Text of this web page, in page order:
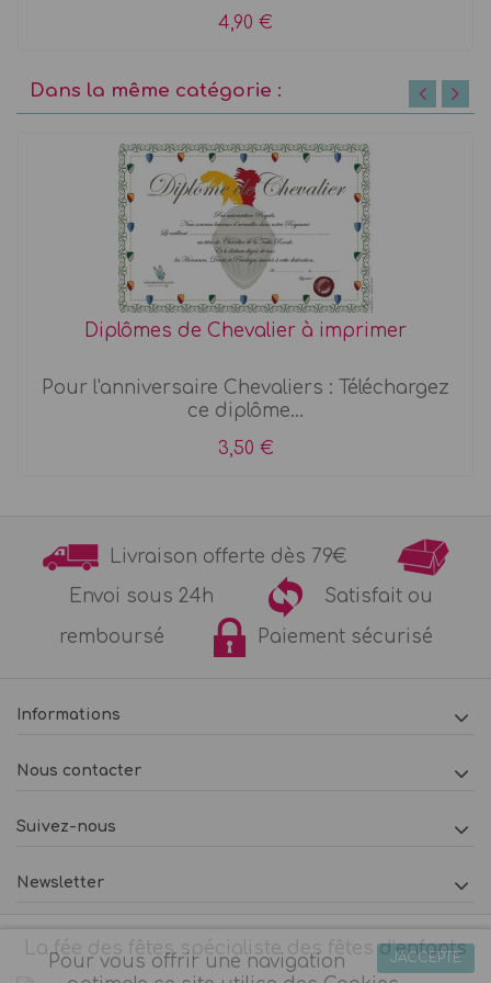
4,90 €
Dans la même catégorie :
Diplômes de Chevalier à imprimer
Pour l'anniversaire Chevaliers : Téléchargez
ce diplôme...
3,50 €
Livraison offerte dès 79€
Envoi sous 24h
Satisfait ou
remboursé
Paiement sécurisé
Informations
Nous contacter
Suivez-nous
Newsletter
La fée des fêtes spécialiste des fêtes d’enfants
J'ACCEPTE
Pour vous offrir une navigation